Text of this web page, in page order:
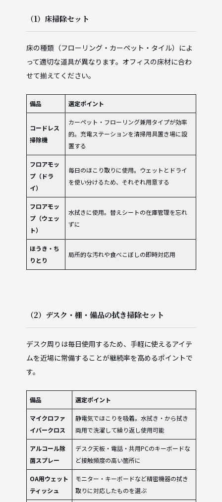
（1）床掃除セット
床の種類（フローリング・カーペット・タイル）によ
って適切な道具が異なります。オフィスの床材に合わ
せて揃えてください。
備品 選定ポイント
コードレス
掃除機
カーペット・フローリング兼用タイプが効率
的。充電ステーションを清掃用具置き場に設
置する
フロアモッ
プ（ドラ
イ）
毎日のほこり取りに使用。ウェットとドライ
を使い分けるため、それぞれ用意する
フロアモッ
プ（ウェッ
ト）
水拭きに使用。替えシートの在庫管理を忘れ
ずに
ほうき・ち
りとり
局所的な汚れや食べこぼしの即時対応用
（2）デスク・棚・備品の拭き掃除セット
デスク周りは毎日使用するため、手軽に使えるアイテ
ムを近場に常備することが継続率を高めるポイントで
す。
備品 選定ポイント
マイクロファ
イバークロス
静電気でほこりを吸着。水拭き・から拭き
両用で洗濯して繰り返し使用可能
アルコール除
菌スプレー
デスク天板・電話・共用PCのキーボードな
ど接触頻度の高い箇所に
OA用ウェット
ティッシュ
モニター・キーボードなど精密機器の拭き
取りに対応したものを選ぶ